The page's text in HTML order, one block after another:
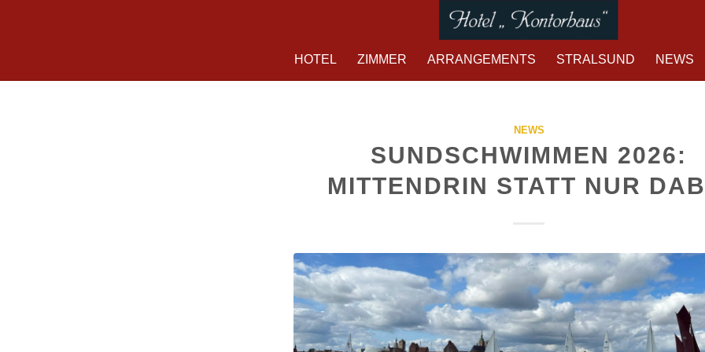
HOTEL ZIMMER ARRANGEMENTS STRALSUND NEWS
NEWS
SUNDSCHWIMMEN 2026:
MITTENDRIN STATT NUR